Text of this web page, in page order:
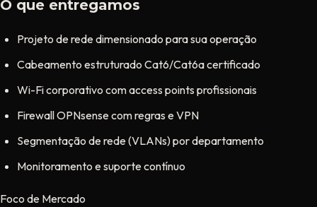
O que entregamos
Projeto de rede dimensionado para sua operação
Cabeamento estruturado Cat6/Cat6a certificado
Wi-Fi corporativo com access points profissionais
Firewall OPNsense com regras e VPN
Segmentação de rede (VLANs) por departamento
Monitoramento e suporte contínuo
Foco de Mercado